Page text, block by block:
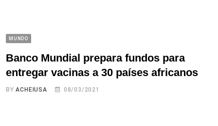
MUNDO
Banco Mundial prepara fundos para
entregar vacinas a 30 países africanos
BYACHEIUSA 08/03/2021